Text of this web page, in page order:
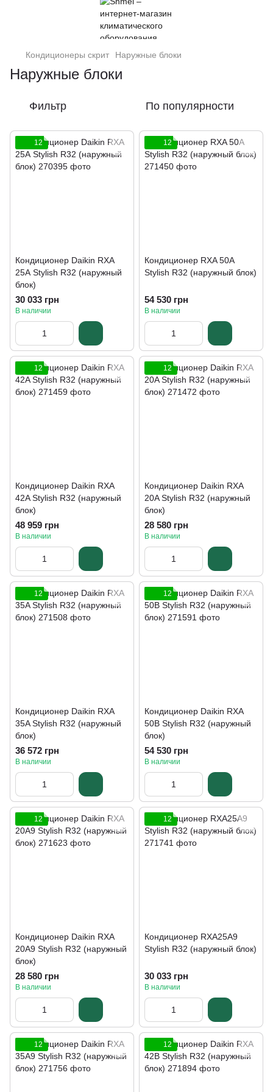
Кондиционеры скрит Наружные блоки
Наружные блоки
Фильтр По популярности
12
Кондиционер Daikin RXA
25А Stylish R32 (наружный
блок)
30 033 грн
В наличии
12
Кондиционер RXA 50A
Stylish R32 (наружный блок)
54 530 грн
В наличии
12
Кондиционер Daikin RXA
42A Stylish R32 (наружный
блок)
48 959 грн
В наличии
12
Кондиционер Daikin RXA
20A Stylish R32 (наружный
блок)
28 580 грн
В наличии
12
Кондиционер Daikin RXA
35A Stylish R32 (наружный
блок)
36 572 грн
В наличии
12
Кондиционер Daikin RXA
50В Stylish R32 (наружный
блок)
54 530 грн
В наличии
12
Кондиционер Daikin RXA
20A9 Stylish R32 (наружный
блок)
28 580 грн
В наличии
12
Кондиционер RXA25A9
Stylish R32 (наружный блок)
30 033 грн
В наличии
12 12